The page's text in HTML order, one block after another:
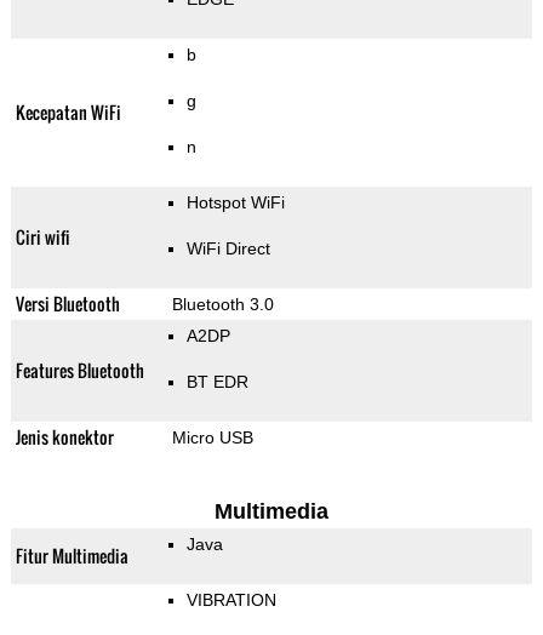
Kecepatan WiFi
b
g
n
Ciri wifi
Hotspot WiFi
WiFi Direct
Versi Bluetooth Bluetooth 3.0
Features Bluetooth
A2DP
BT EDR
Jenis konektor Micro USB
Multimedia
Fitur Multimedia Java
VIBRATION